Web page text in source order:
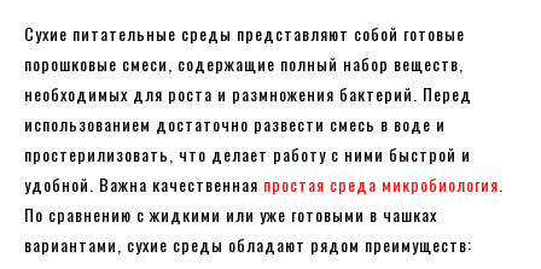
Сухие питательные среды представляют собой готовые
порошковые смеси, содержащие полный набор веществ,
необходимых для роста и размножения бактерий. Перед
использованием достаточно развести смесь в воде и
простерилизовать, что делает работу с ними быстрой и
удобной. Важна качественная простая среда микробиология
По сравнению с жидкими или уже готовыми в чашках
вариантами, сухие среды обладают рядом преимуществ: